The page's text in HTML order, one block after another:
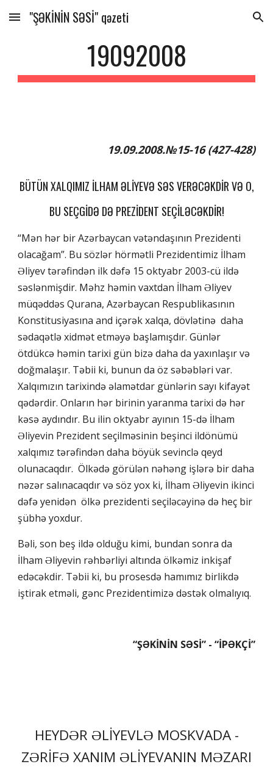
Skip to main content Skip to navigation
"ŞƏKİNİN SƏSİ" qəzeti
19092008
19.09.2008.№15-16 (427-428)
BÜTÜN XALQIMIZ İLHAM ƏLİYEVƏ SƏS VERƏCƏKDİR VƏ O,
BU SEÇGİDƏ DƏ PREZİDENT SEÇİLƏCƏKDİR!
“Mən hər bir Azərbaycan vətəndaşının Prezidenti
olacağam”. Bu sözlər hörmətli Prezidentimiz İlham
Əliyev tərəfindən ilk dəfə 15 oktyabr 2003-cü ildə
səslənmişdir. Məhz həmin vaxtdan İlham Əliyev
müqəddəs Qurana, Azərbaycan Respublikasının
Konstitusiyasına and içərək xalqa, dövlətinə daha
sədaqətlə xidmət etməyə başlamışdır. Günlər
ötdükcə həmin tarixi gün bizə daha da yaxınlaşır və
doğmalaşır. Təbii ki, bunun da öz səbəbləri var.
Xalqımızın tarixində əlamətdar günlərin sayı kifayət
qədərdir. Onların hər birinin yaranma tarixi də hər
kəsə aydındır. Bu ilin oktyabr ayının 15-də İlham
Əliyevin Prezident seçilməsinin beşinci ildönümü
xalqımız tərəfindən daha böyük sevinclə qeyd
olunacaqdır. Ölkədə görülən nəhəng işlərə bir daha
nəzər salınacaqdır və söz yox ki, İlham Əliyevin ikinci
dəfə yenidən ölkə prezidenti seçiləcəyinə də heç bir
şübhə yoxdur.
Bəli, son beş ildə olduğu kimi, bundan sonra da
İlham Əliyevin rəhbərliyi altında ölkəmiz inkişaf
edəcəkdir. Təbii ki, bu prosesdə hamımız birlikdə
iştirak etməli, gənc Prezidentimizə dəstək olmalıyıq.
“ŞƏKİNİN SƏSİ” - “İPƏKÇİ”
HEYDƏR ƏLİYEVLƏ MOSKVADA -
ZƏRİFƏ XANIM ƏLİYEVANIN MƏZARI